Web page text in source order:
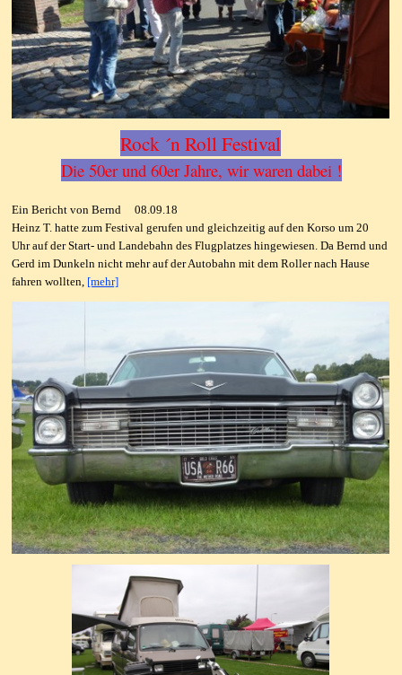
Rock ´n Roll Festival
Die 50er und 60er Jahre, wir waren dabei !
Ein Bericht von Bernd 08.09.18
Heinz T. hatte zum Festival gerufen und gleichzeitig auf den Korso um 20
Uhr auf der Start- und Landebahn des Flugplatzes hingewiesen. Da Bernd und
Gerd im Dunkeln nicht mehr auf der Autobahn mit dem Roller nach Hause
fahren wollten, [mehr]